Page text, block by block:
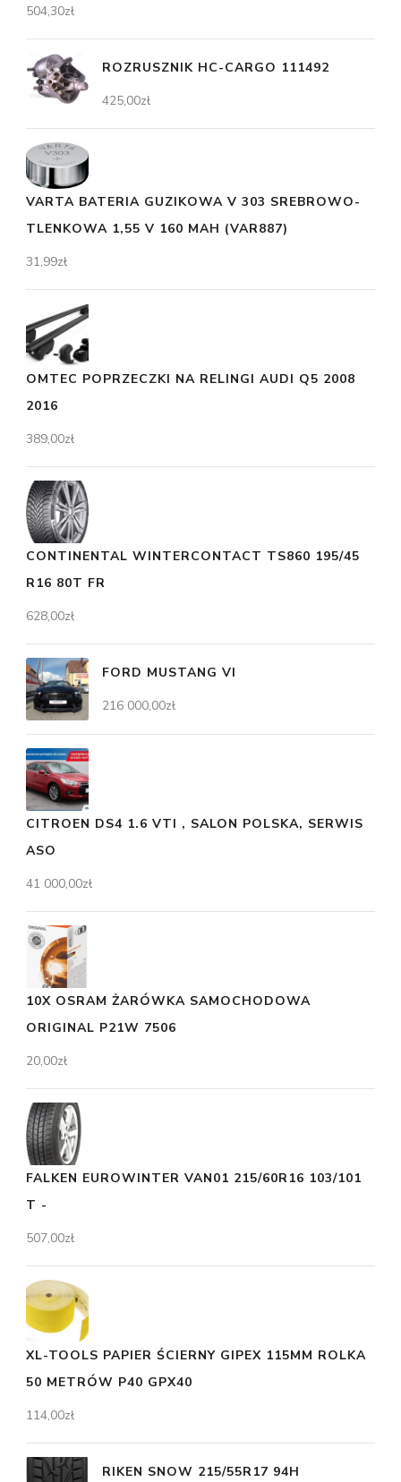
504,30zł
ROZRUSZNIK HC-CARGO 111492
425,00zł
VARTA BATERIA GUZIKOWA V 303 SREBROWO-
TLENKOWA 1,55 V 160 MAH (VAR887)
31,99zł
OMTEC POPRZECZKI NA RELINGI AUDI Q5 2008
2016
389,00zł
CONTINENTAL WINTERCONTACT TS860 195/45
R16 80T FR
628,00zł
FORD MUSTANG VI
216 000,00zł
CITROEN DS4 1.6 VTI , SALON POLSKA, SERWIS
ASO
41 000,00zł
10X OSRAM ŻARÓWKA SAMOCHODOWA
ORIGINAL P21W 7506
20,00zł
FALKEN EUROWINTER VAN01 215/60R16 103/101
T -
507,00zł
XL-TOOLS PAPIER ŚCIERNY GIPEX 115MM ROLKA
50 METRÓW P40 GPX40
114,00zł
RIKEN SNOW 215/55R17 94H